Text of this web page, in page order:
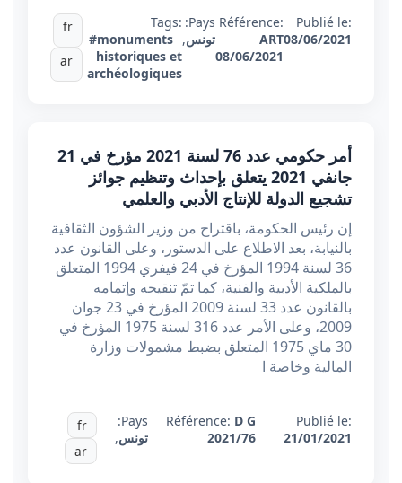
Publié le:
08/06/2021
Référence:
ART
08/06/2021
Pays:
تونس,
Tags:
#monuments
historiques et
archéologiques
fr
ar
أمر حكومي عدد 76 لسنة 2021 مؤرخ في 21
جانفي 2021 يتعلق بإحداث وتنظيم جوائز
تشجيع الدولة للإنتاج الأدبي والعلمي
إن رئيس الحكومة، باقتراح من وزير الشؤون الثقافية
بالنيابة، بعد الاطلاع على الدستور، وعلى القانون عدد
36 لسنة 1994 المؤرخ في 24 فيفري 1994 المتعلق
بالملكية الأدبية والفنية، كما تمّ تنقيحه وإتمامه
بالقانون عدد 33 لسنة 2009 المؤرخ في 23 جوان
2009، وعلى الأمر عدد 316 لسنة 1975 المؤرخ في
30 ماي 1975 المتعلق بضبط مشمولات وزارة
المالية وخاصة ا
Publié le:
21/01/2021
Référence: D G
2021/76
Pays:
تونس,
fr
ar